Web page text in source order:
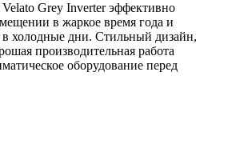
Grey Inverter эффективно
в жаркое время года и
в холодные дни. Стильный дизайн,
производительная работа
оборудование перед